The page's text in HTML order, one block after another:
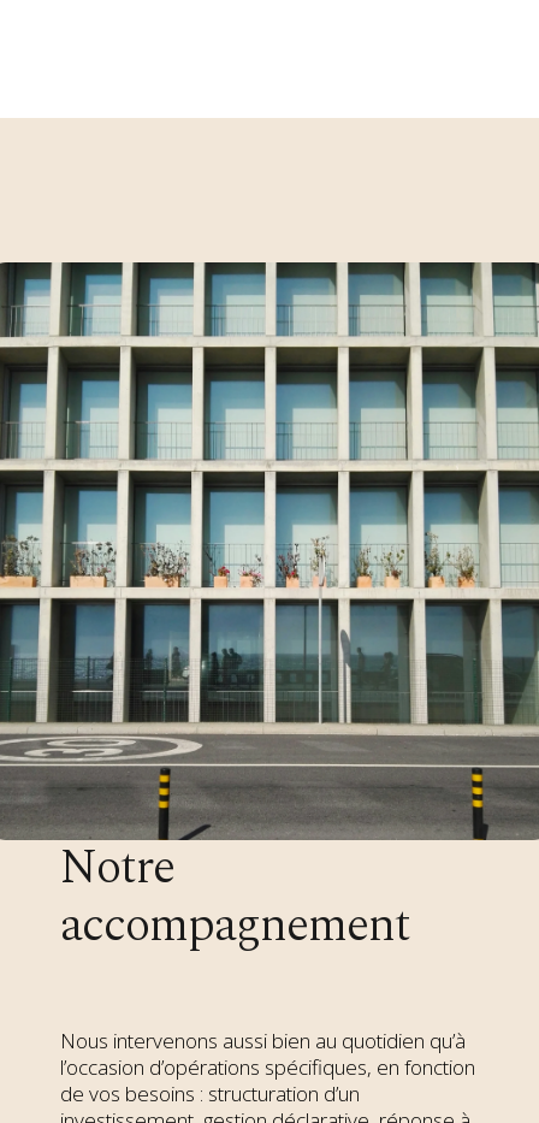
Notre
accompagnement
Nous intervenons aussi bien au quotidien qu’à
l’occasion d’opérations spécifiques, en fonction
de vos besoins : structuration d’un